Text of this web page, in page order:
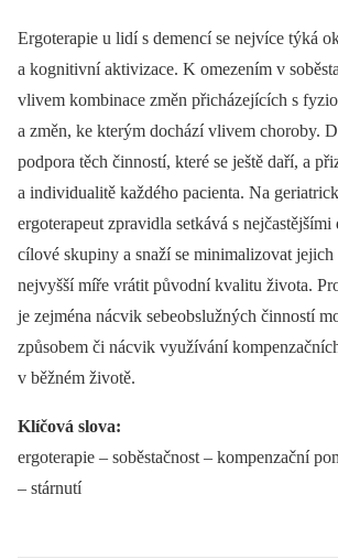
Ergoterapie u lidí s demencí se nejvíce týká
a kognitivní aktivizace. K omezením v
vlivem kombinace změn přicházejících s
a změn, ke kterým dochází vlivem choroby.
podpora těch činností, které se ještě daří, a
a individualitě každého pacienta. Na
ergoterapeut zpravidla setkává s
cílové skupiny a snaží se minimalizovat jejich
nejvyšší míře vrátit původní kvalitu života.
je zejména nácvik sebeobslužných činností
způsobem či nácvik využívání
v běžném životě.
Klíčová slova:
ergoterapie –⁠ soběstačnost –⁠ kompenzační
–⁠ stárnutí